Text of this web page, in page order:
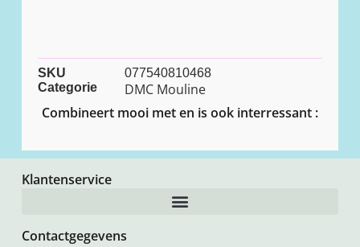
SKU
077540810468
Categorie
DMC Mouline
Combineert mooi met en is ook interressant :
Klantenservice
Contactgegevens